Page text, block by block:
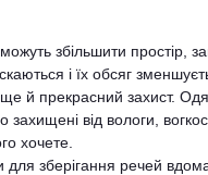
збільшити простір,
і їх обсяг
й прекрасний захист.
від вологи,
хочете.
для зберігання речей